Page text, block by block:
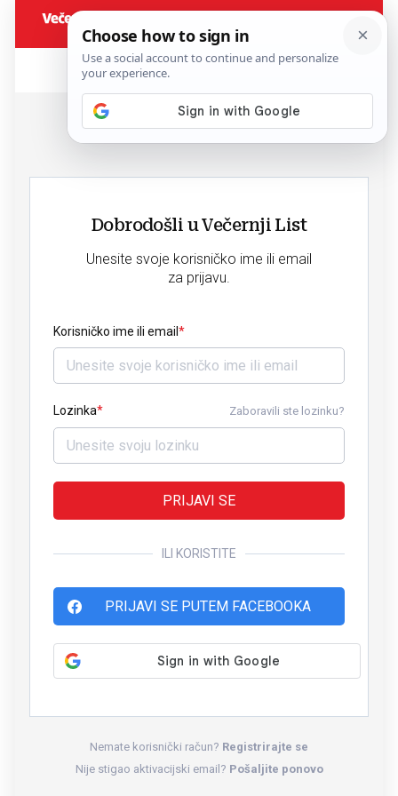
Dobrodošli u Večernji List
Unesite svoje korisničko ime ili email
za prijavu.
Korisničko ime ili email
Lozinka Zaboravili ste lozinku?
PRIJAVI SE
ILI KORISTITE
PRIJAVI SE PUTEM FACEBOOKA
Nemate korisnički račun? Registrirajte se
Nije stigao aktivacijski email? Pošaljite ponovo